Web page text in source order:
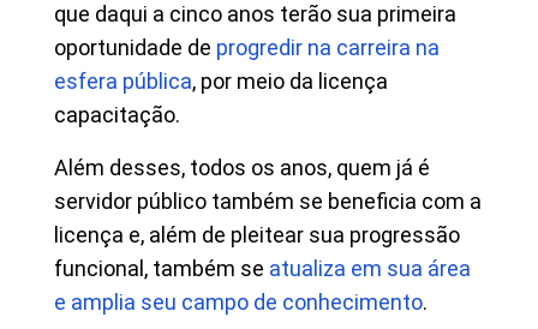
que daqui a cinco anos terão sua primeira
oportunidade de progredir na carreira na
esfera pública, por meio da licença
capacitação.
Além desses, todos os anos, quem já é
servidor público também se beneficia com a
licença e, além de pleitear sua progressão
funcional, também se atualiza em sua área
e amplia seu campo de conhecimento.